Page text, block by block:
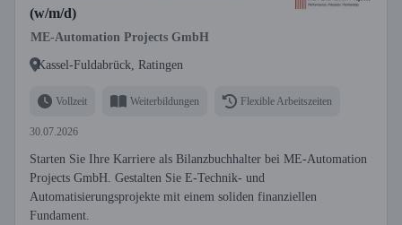
(w/m/d)
ME-Automation Projects GmbH
Kassel-Fuldabrück, Ratingen
Vollzeit Weiterbildungen Flexible Arbeitszeiten
30.07.2026
Starten Sie Ihre Karriere als Bilanzbuchhalter bei ME-Automation
Projects GmbH. Gestalten Sie E-Technik- und
Automatisierungsprojekte mit einem soliden finanziellen
Fundament.